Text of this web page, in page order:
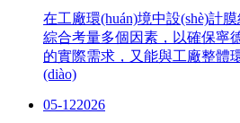
在工廠環(huán)境中設(shè)計膜
綜合考量多個因素，以確保寧
的實際需求，又能與工廠整體
(diào)
05-122026